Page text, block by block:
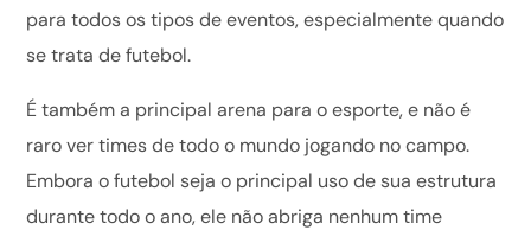
para todos os tipos de eventos, especialmente quando
se trata de futebol.
É também a principal arena para o esporte, e não é
raro ver times de todo o mundo jogando no campo.
Embora o futebol seja o principal uso de sua estrutura
durante todo o ano, ele não abriga nenhum time